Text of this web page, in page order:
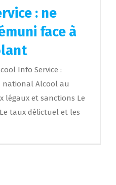
: ne
face à
Info Service :
national Alcool au
légaux et sanctions Le
taux délictuel et les